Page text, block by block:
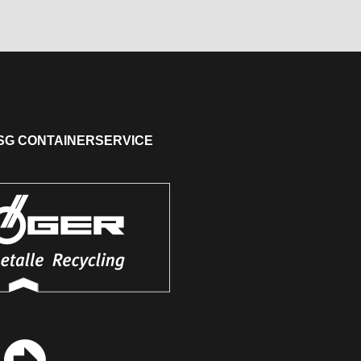
CONTAINERSERVICE